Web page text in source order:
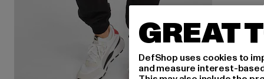
GREAT
DefShop uses cookies to
and measure interest-